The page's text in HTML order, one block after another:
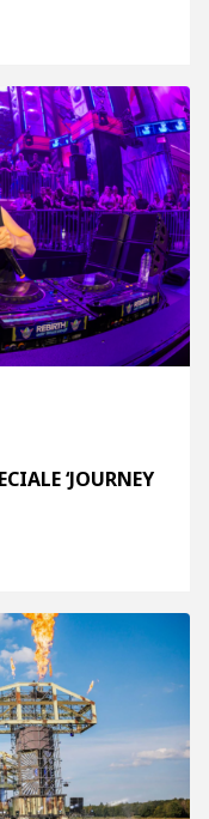
‘JOURNEY